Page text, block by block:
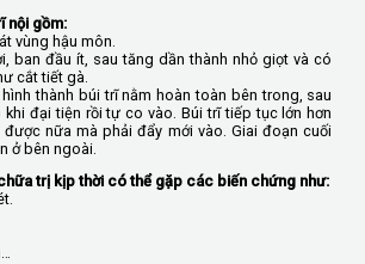
nội gồm:
vùng hậu môn.
ban đầu ít, sau tăng dần thành nhỏ giọt và có
cắt tiết gà.
thành búi trĩ nằm hoàn toàn bên trong, sau
đại tiện rồi tự co vào. Búi trĩ tiếp tục lớn hơn
nữa mà phải đẩy mới vào. Giai đoạn cuối
ở bên ngoài.
trị kịp thời có thể gặp các biến chứng như: